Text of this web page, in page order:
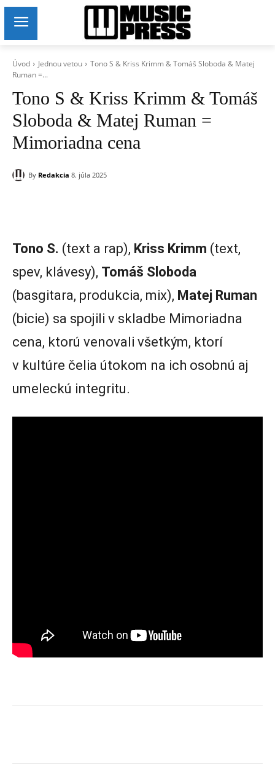
Úvod Jednou vetou
Tono S & Kriss Krimm & Tomáš Sloboda & Matej
Ruman =...
Tono S & Kriss Krimm & Tomáš
Sloboda & Matej Ruman =
Mimoriadna cena
By Redakcia 8. júla 2025
Tono S. (text a rap), Kriss Krimm (text,
spev, klávesy), Tomáš Sloboda
(basgitara, produkcia, mix), Matej Ruman
(bicie) sa spojili v skladbe Mimoriadna
cena, ktorú venovali všetkým, ktorí
v kultúre čelia útokom na ich osobnú aj
umeleckú integritu.